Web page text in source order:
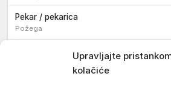
Upravljajte
kolačiće
Pekar / pekarica
Požega
Konobar / konobarica